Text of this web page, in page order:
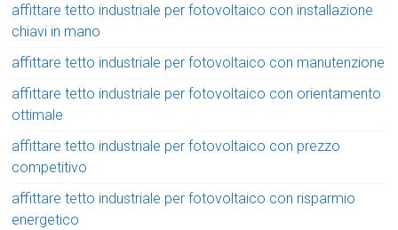
affittare tetto industriale per fotovoltaico con installazione
chiavi in mano
affittare tetto industriale per fotovoltaico con manutenzione
affittare tetto industriale per fotovoltaico con orientamento
ottimale
affittare tetto industriale per fotovoltaico con prezzo
competitivo
affittare tetto industriale per fotovoltaico con risparmio
energetico